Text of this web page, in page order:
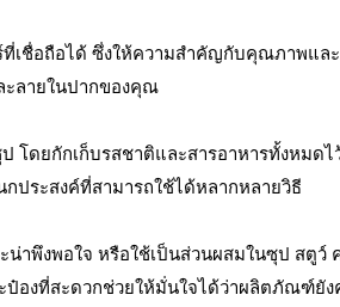
ที่เชื่อถือได้ ซึ่งให้ความสำคัญกับคุณภาพ
ะลายในปากของคุณ
โดยกักเก็บรสชาติและสารอาหารทั้งห
ระสงค์ที่สามารถใช้ได้หลากหลายวิธี
น่าพึงพอใจ หรือใช้เป็นส่วนผสมในซุป ส
งที่สะดวกช่วยให้มั่นใจได้ว่าผลิตภัณฑ์ยั